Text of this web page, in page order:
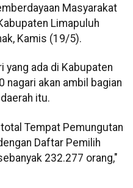
Masyarakat
Limapuluh
Kamis (19/5).
yang ada di Kabupaten
nagari akan ambil bagian
itu.
Tempat Pemungutan
Daftar Pemilih
232.277 orang,"